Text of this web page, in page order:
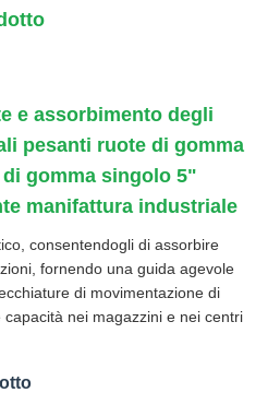
e assorbimento degli
pesanti ruote di gomma
gomma singolo 5"
manifattura industriale
consentendogli di assorbire
fornendo una guida agevole
di movimentazione di
nei magazzini e nei centri